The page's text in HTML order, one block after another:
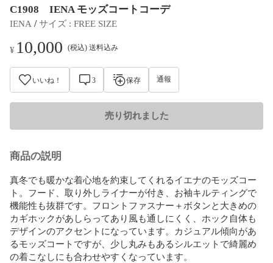
C1908 IENA モッズコートコーデ
IENA / サイズ : FREE SIZE
¥ 10,000 (税込) 送料込み
いいね！ 3 保存 通報
売り切れました
商品の説明
真冬でも暖かな着心地を約束してくれるイエナのモッズコー
ト。フード、取り外しライナーが付き、お袖キルティングで
機能性も抜群です。フロントファスナー＋ボタンと大きめの
カギホックがあしらってあり風も通しにくく、ホック自体も
デザインのアクセントになっています。カジュアル傾向があ
るモッズコートですが、少し丸みもあるシルエットで綺麗め
の着こなしにも合わせやすくなっています。